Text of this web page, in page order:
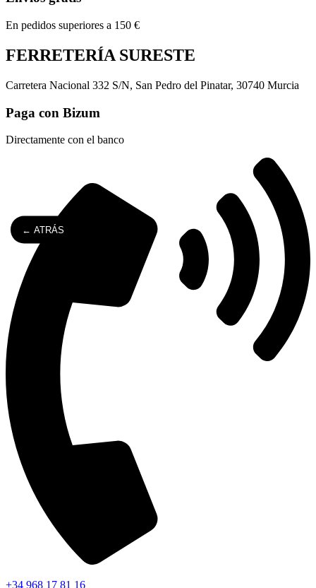
En pedidos superiores a 150 €
FERRETERÍA SURESTE
Carretera Nacional 332 S/N, San Pedro del Pinatar, 30740 Murcia
Paga con Bizum
Directamente con el banco
+34 968 17 81 16
← ATRÁS